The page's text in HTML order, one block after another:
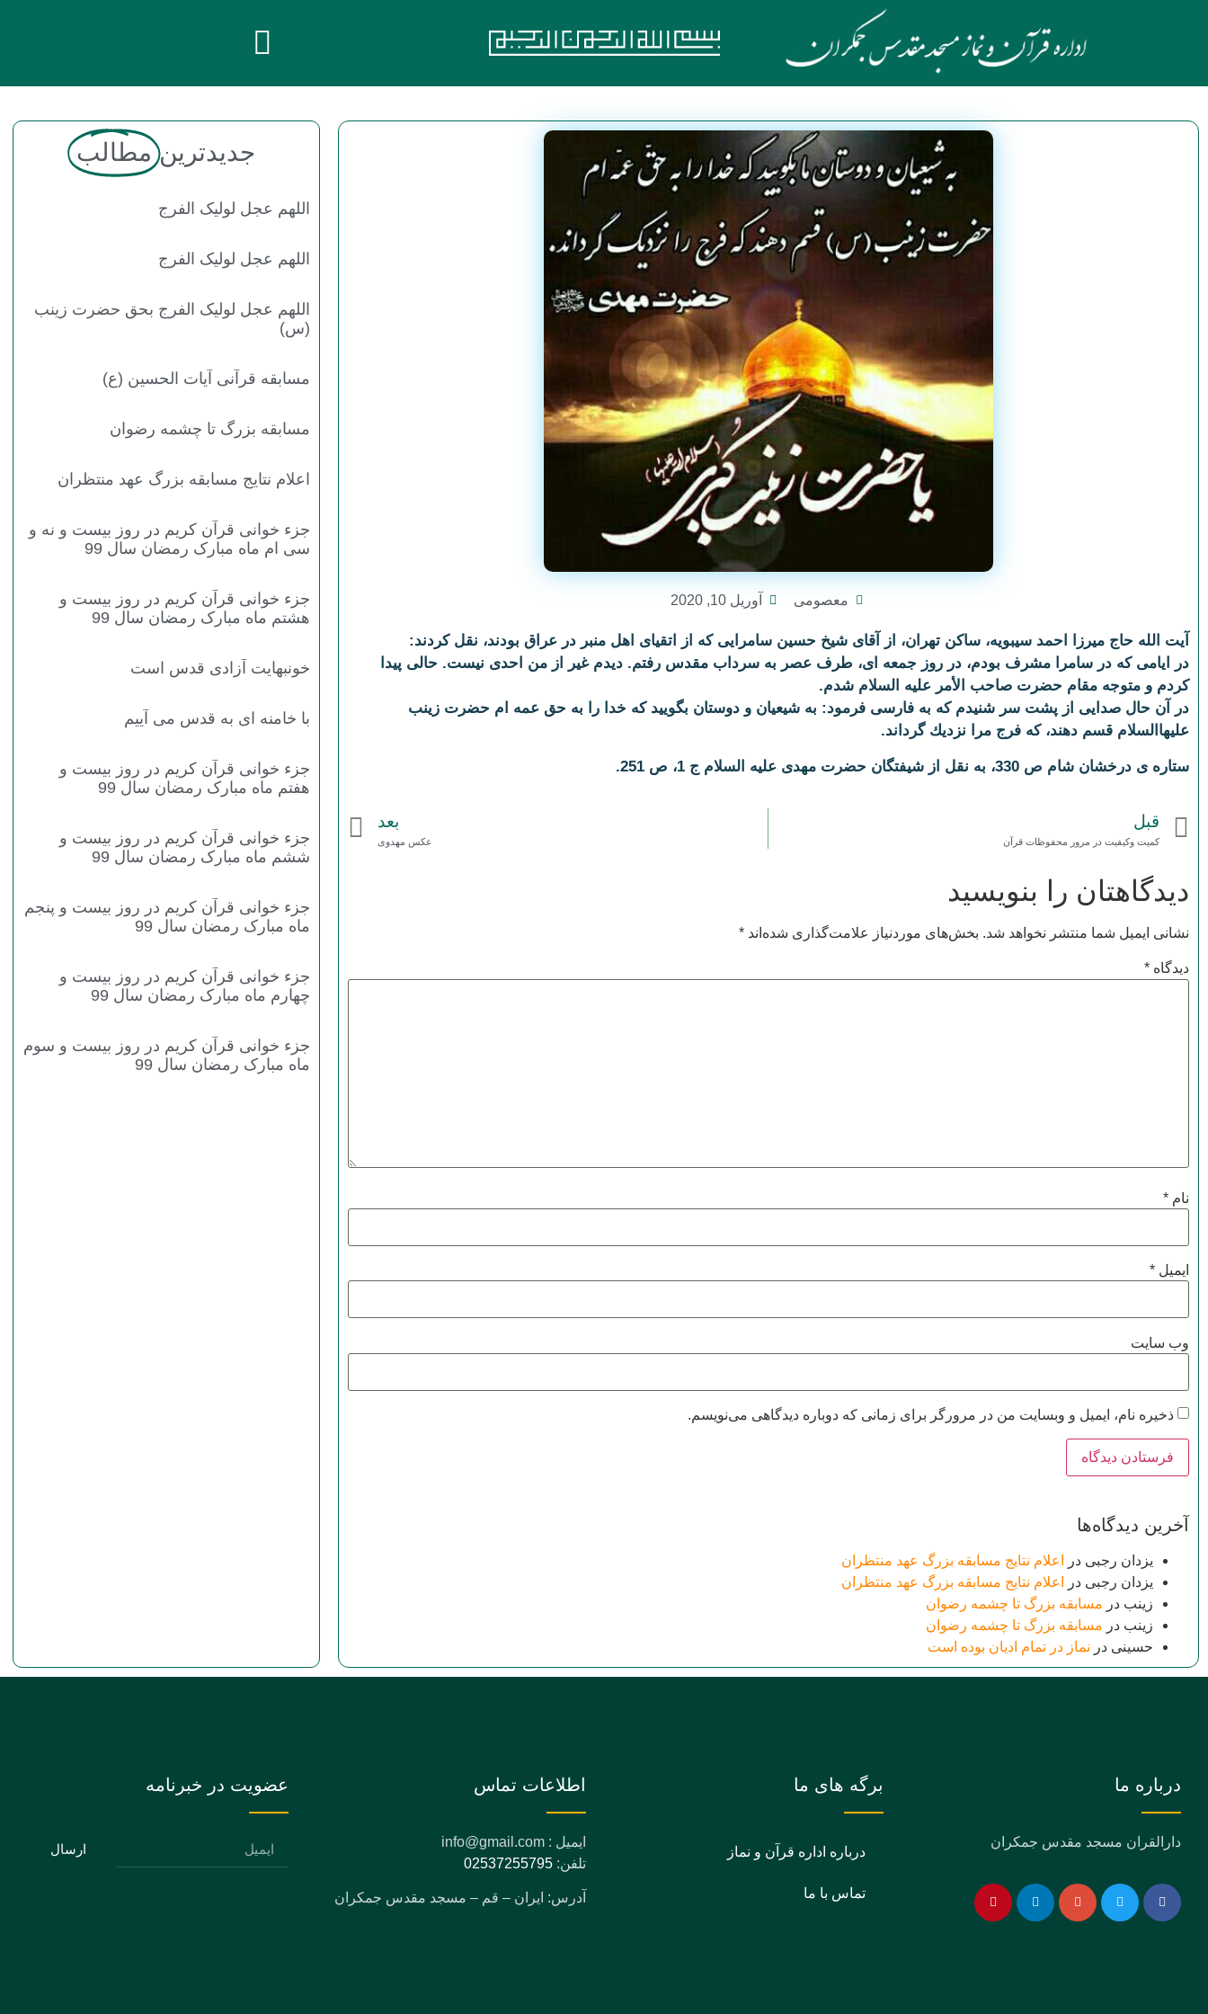
معصومی آوریل 10, 2020
آیت الله حاج میرزا احمد سیبویه، ساكن تهران، از آقای شیخ حسین سامرایی كه از اتقیای اهل منبر در عراق بودند، نقل كردند:
در ایامی كه در سامرا مشرف بودم، در روز جمعه ای، طرف عصر به سرداب مقدس رفتم. دیدم غیر از من احدی نیست. حالی پیدا
كردم و متوجه مقام حضرت صاحب الأمر علیه السلام شدم.
در آن حال صدایی از پشت سر شنیدم كه به فارسی فرمود: به شیعیان و دوستان بگویید كه خدا را به حق عمه ام حضرت زینب
علیهاالسلام قسم دهند، كه فرج مرا نزدیك گرداند.
ستاره ی درخشان شام ص 330، به نقل از شیفتگان حضرت مهدی علیه السلام ج 1، ص 251.
قبل
کمیت وکیفیت در مرور محفوظات قرآن
بعد
عکس مهدوی
دیدگاهتان را بنویسید
نشانی ایمیل شما منتشر نخواهد شد. بخش‌های موردنیاز علامت‌گذاری شده‌اند *
دیدگاه *
نام *
ایمیل *
وب‌ سایت
ذخیره نام، ایمیل و وبسایت من در مرورگر برای زمانی که دوباره دیدگاهی می‌نویسم.
آخرین دیدگاه‌ها
یزدان رجبی در
اعلام نتایج مسابقه بزرگ عهد منتظران
یزدان رجبی در
اعلام نتایج مسابقه بزرگ عهد منتظران
زینب در مسابقه بزرگ تا چشمه رضوان
زینب در مسابقه بزرگ تا چشمه رضوان
حسینی در نماز در تمام ادیان بوده است
جدیدترین مطالب
اللهم عجل لولیک الفرج
اللهم عجل لولیک الفرج
اللهم عجل لولیک الفرج بحق حضرت زینب
(س)
مسابقه قرآنی آیات الحسین (ع)
مسابقه بزرگ تا چشمه رضوان
اعلام نتایج مسابقه بزرگ عهد منتظران
جزء خوانی قرآن کریم در روز بیست و نه و
سی ام ماه مبارک رمضان سال 99
جزء خوانی قرآن کریم در روز بیست و
هشتم ماه مبارک رمضان سال 99
خونبهایت آزادی قدس است
با خامنه ای به قدس می آییم
جزء خوانی قرآن کریم در روز بیست و
هفتم ماه مبارک رمضان سال 99
جزء خوانی قرآن کریم در روز بیست و
ششم ماه مبارک رمضان سال 99
جزء خوانی قرآن کریم در روز بیست و پنجم
ماه مبارک رمضان سال 99
جزء خوانی قرآن کریم در روز بیست و
چهارم ماه مبارک رمضان سال 99
جزء خوانی قرآن کریم در روز بیست و سوم
ماه مبارک رمضان سال 99
درباره ما
دارالقران مسجد مقدس جمکران
برگه های ما
درباره اداره قرآن و نماز
تماس با ما
اطلاعات تماس
ایمیل : info@gmail.com
تلفن: 02537255795
آدرس: ایران – قم – مسجد مقدس جمکران
عضویت در خبرنامه
ارسال